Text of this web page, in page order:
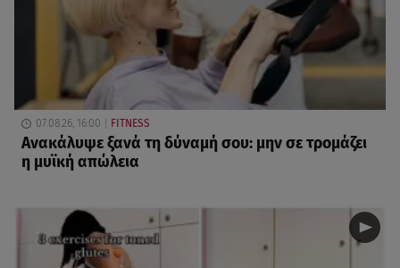
07.08.26, 16:00 FITNESS
Ανακάλυψε ξανά τη δύναμή σου: μην σε τρομάζει
η μυϊκή απώλεια